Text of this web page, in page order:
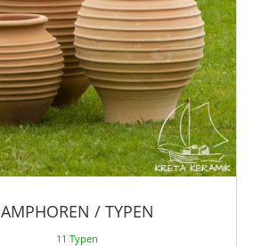
AMPHOREN / TYPEN
11 Typen